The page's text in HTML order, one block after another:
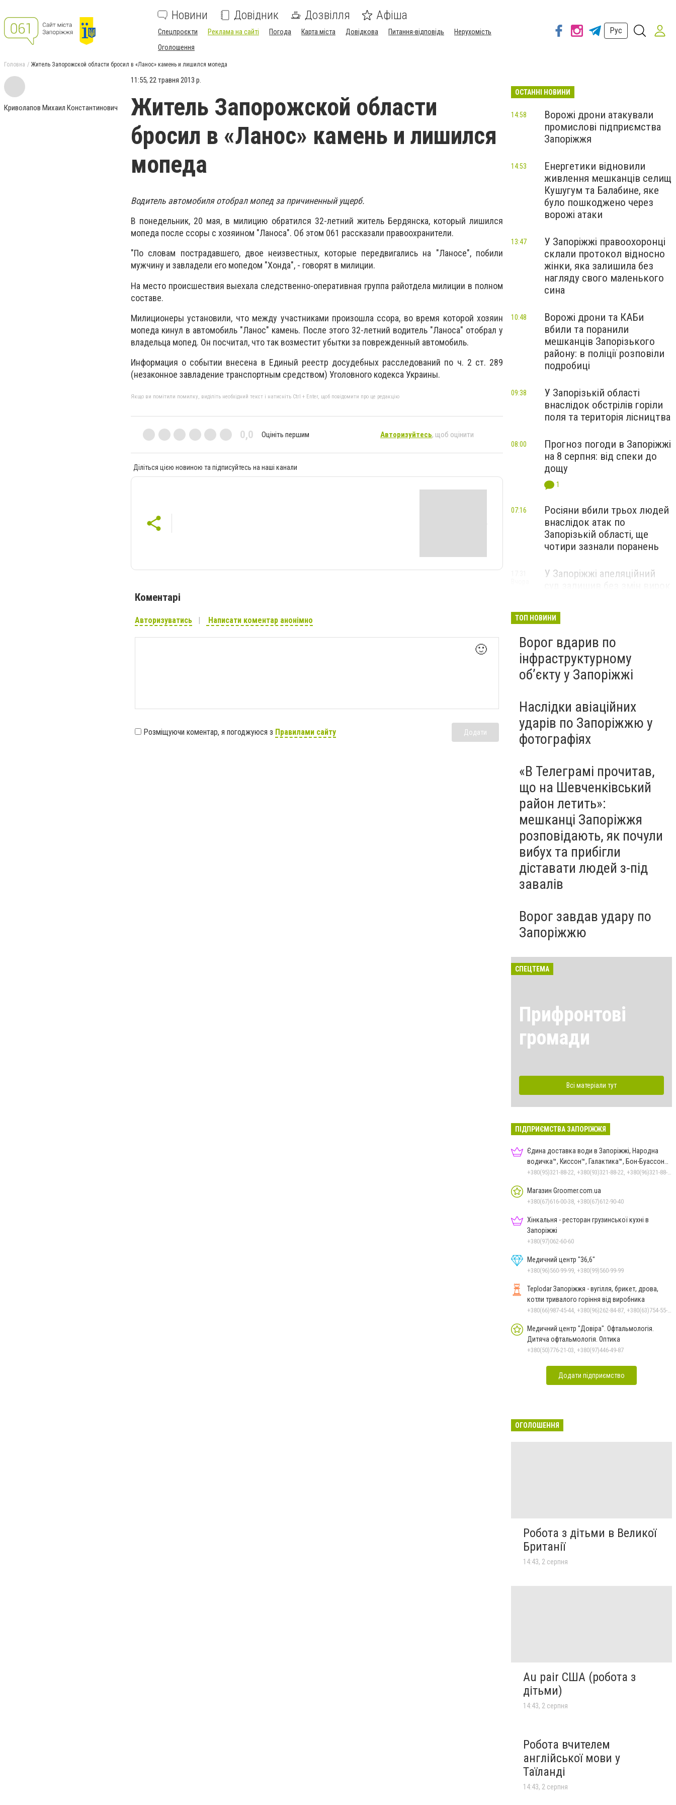
Новини Довідник Дозвілля Афіша
Спецпроєкти Реклама на сайті Погода Карта міста Довідкова Питання-відповідь
Нерухомість
Оголошення
Рус
Головна Житель Запорожской области бросил в «Ланос» камень и лишился мопеда
Криволапов Михаил Константинович
11:55, 22 травня 2013 р.
Житель Запорожской области
бросил в «Ланос» камень и лишился
мопеда
Водитель автомобиля отобрал мопед за причиненный ущерб.
В понедельник, 20 мая, в милицию обратился 32-летний житель Бердянска, который лишился
мопеда после ссоры с хозяином "Ланоса". Об этом 061 рассказали правоохранители.
"По словам пострадавшего, двое неизвестных, которые передвигались на "Ланосе", побили
мужчину и завладели его мопедом "Хонда", - говорят в милиции.
На место происшествия выехала следственно-оперативная группа райотдела милиции в полном
составе.
Милиционеры установили, что между участниками произошла ссора, во время которой хозяин
мопеда кинул в автомобиль "Ланос" камень. После этого 32-летний водитель "Ланоса" отобрал у
владельца мопед. Он посчитал, что так возместит убытки за поврежденный автомобиль.
Информация о событии внесена в Единый реестр досудебных расследований по ч. 2 ст. 289
(незаконное завладение транспортным средством) Уголовного кодекса Украины.
Якщо ви помітили помилку, виділіть необхідний текст і натисніть Ctrl + Enter, щоб повідомити про це редакцію
0,0 Оцініть першим Авторизуйтесь, щоб оцінити
Діліться цією новиною та підписуйтесь на наші канали
Коментарі
Авторизуватись Написати коментар анонімно
🙂
Розміщуючи коментар, я погоджуюся з Правилами сайту Додати
ОСТАННІ НОВИНИ
Ворожі дрони атакували
промислові підприємства
Запоріжжя
14:58
Енергетики відновили
живлення мешканців селищ
Кушугум та Балабине, яке
було пошкоджено через
ворожі атаки
14:53
У Запоріжжі правоохоронці
склали протокол відносно
жінки, яка залишила без
нагляду свого маленького
сина
13:47
Ворожі дрони та КАБи
вбили та поранили
мешканців Запорізького
району: в поліції розповіли
подробиці
10:48
У Запорізькій області
внаслідок обстрілів горіли
поля та територія лісництва
09:38
Прогноз погоди в Запоріжжі
на 8 серпня: від спеки до
дощу
1
08:00
Росіяни вбили трьох людей
внаслідок атак по
Запорізькій області, ще
чотири зазнали поранень
07:16
У Запоріжжі апеляційний
зґвалтування двох
малолітніх падчерок
ТОП НОВИНИ
Ворог вдарив по
інфраструктурному
обʼєкту у Запоріжжі
Наслідки авіаційних
ударів по Запоріжжю у
фотографіях
«В Телеграмі прочитав,
що на Шевченківський
район летить»:
мешканці Запоріжжя
розповідають, як почули
вибух та прибігли
діставати людей з-під
завалів
Ворог завдав удару по
Запоріжжю
СПЕЦТЕМА
Прифронтові
громади
Всі матеріали тут
ПІДПРИЄМСТВА ЗАПОРІЖЖЯ
Єдина доставка води в Запоріжжі, Народна
водичка™, Киссон™, Галактика™, Бон-Буассон™,
Царичанська™
Магазин Groomer.com.ua
+380(67)616-00-38, +380(67)612-90-40
Хінкальня - ресторан грузинської кухні в
Запоріжжі
+380(97)062-60-60
Медичний центр "36,6"
+380(96)560-99-99, +380(99)560-99-99
Teplodar Запоріжжя - вугілля, брикет, дрова,
котли тривалого горіння від виробника
Медичний центр "Довіра". Офтальмологія.
Дитяча офтальмологія. Оптика
+380(50)776-21-03, +380(97)446-49-87
Додати підприємство
ОГОЛОШЕННЯ
Робота з дітьми в Великої
Британії
14:43, 2 серпня
Au pair США (робота з
дітьми)
14:43, 2 серпня
Робота вчителем
англійської мови у
Таїланді
14:43, 2 серпня